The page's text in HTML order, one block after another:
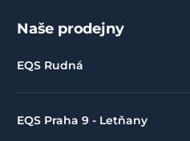
Naše prodejny
EQS Rudná
EQS Praha 9 - Letňany